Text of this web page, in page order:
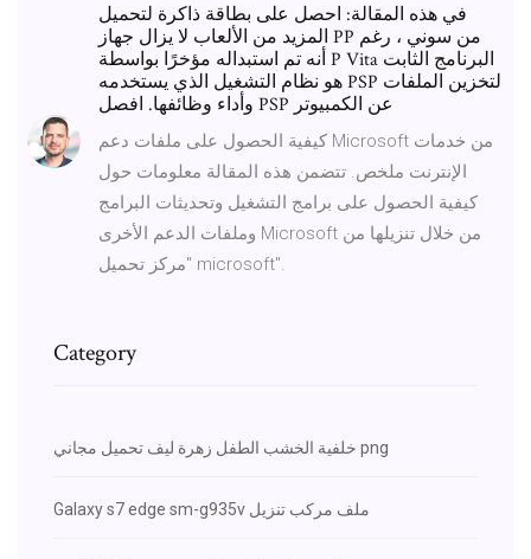
في هذه المقالة: احصل على بطاقة ذاكرة لتحميل
المزيد من الألعاب لا يزال جهاز PP من سوني ، رغم
أنه تم استبداله مؤخرًا بواسطة P Vita البرنامج الثابت
هو نظام التشغيل الذي يستخدمه PSP لتخزين الملفات
وأداء وظائفها. افصل PSP عن الكمبيوتر
كيفية الحصول على ملفات دعم Microsoft من خدمات
الإنترنت ملخص. تتضمن هذه المقالة معلومات حول
كيفية الحصول على برامج التشغيل وتحديثات البرامج
وملفات الدعم الأخرى Microsoft من خلال تنزيلها من
"مركز تحميل microsoft".
Category
خلفية الخشب الطفل زهرة ليف تحميل مجاني png
Galaxy s7 edge sm-g935v ملف مركب تنزيل